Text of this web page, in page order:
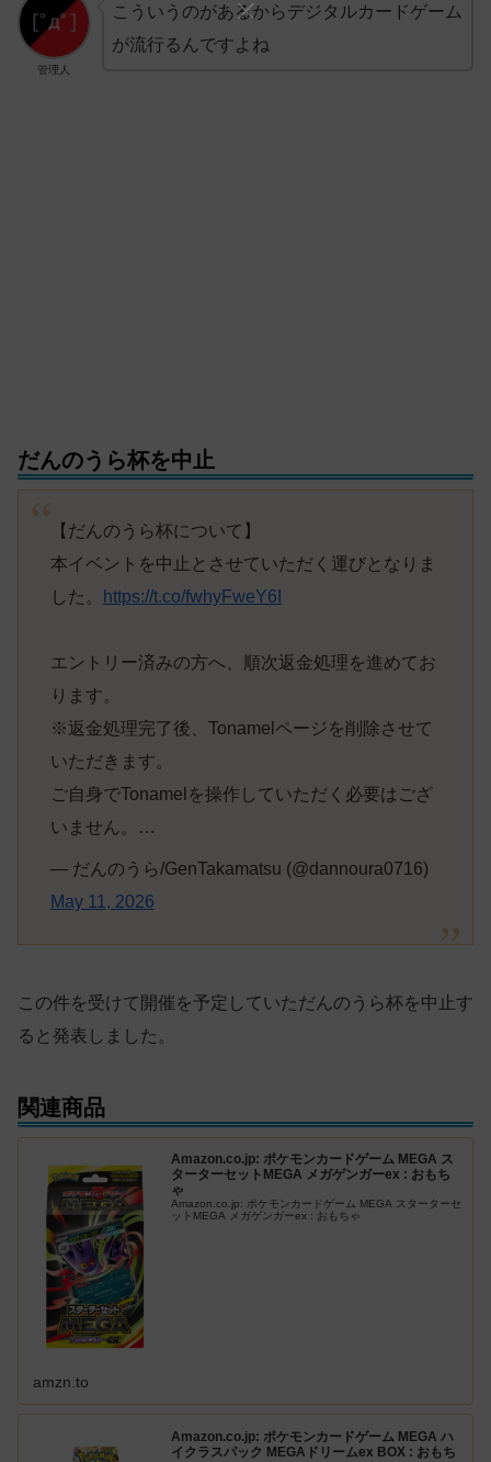
管理人
こういうのがあるからデジタルカードゲーム
が流行るんですよね
だんのうら杯を中止
【だんのうら杯について】
本イベントを中止とさせていただく運びとなりま
した。
https://t.co/fwhyFweY6I
エントリー済みの方へ、順次返金処理を進めてお
ります。
※返金処理完了後、Tonamelページを削除させて
いただきます。
ご自身でTonamelを操作していただく必要はござ
いません。…
— だんのうら/GenTakamatsu (@dannoura0716)
May 11, 2026
この件を受けて開催を予定していただんのうら杯を中止す
ると発表しました。
関連商品
Amazon.co.jp: ポケモンカードゲーム MEGA ス
ターターセットMEGA メガゲンガーex : おもち
ゃ
Amazon.co.jp: ポケモンカードゲーム MEGA スターターセ
ットMEGA メガゲンガーex : おもちゃ
amzn.to
Amazon.co.jp: ポケモンカードゲーム MEGA ハ
イクラスパック MEGAドリームex BOX : おもち